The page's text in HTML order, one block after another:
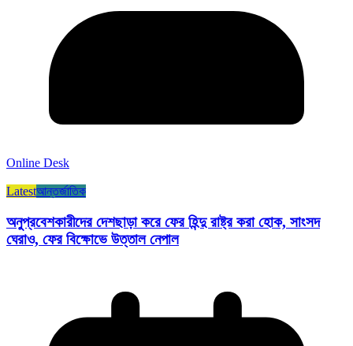
Online Desk
Latestআন্তর্জাতিক
অনুপ্রবেশকারীদের দেশছাড়া করে ফের হিন্দু রাষ্ট্র করা হোক, সাংসদ
ঘেরাও, ফের বিক্ষোভে উত্তাল নেপাল